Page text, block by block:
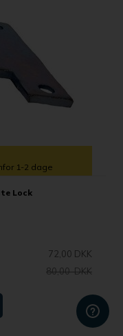
1-2 dage
Lock
72,00 DKK
80,00 DKK